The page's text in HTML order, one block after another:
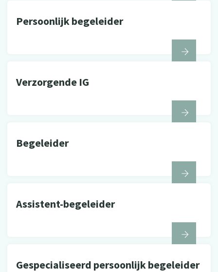
Persoonlijk begeleider
Verzorgende IG
Begeleider
Assistent-begeleider
Gespecialiseerd persoonlijk begeleider